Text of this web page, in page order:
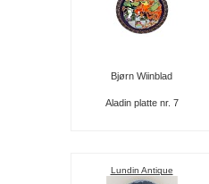
Bjørn Wiinblad
Aladin platte nr. 7
Lundin Antique